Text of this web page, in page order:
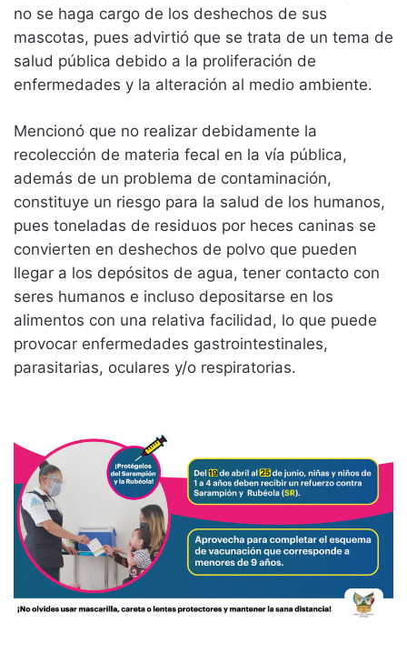
no se haga cargo de los deshechos de sus
mascotas, pues advirtió que se trata de un tema de
salud pública debido a la proliferación de
enfermedades y la alteración al medio ambiente.
Mencionó que no realizar debidamente la
recolección de materia fecal en la vía pública,
además de un problema de contaminación,
constituye un riesgo para la salud de los humanos,
pues toneladas de residuos por heces caninas se
convierten en deshechos de polvo que pueden
llegar a los depósitos de agua, tener contacto con
seres humanos e incluso depositarse en los
alimentos con una relativa facilidad, lo que puede
provocar enfermedades gastrointestinales,
parasitarias, oculares y/o respiratorias.